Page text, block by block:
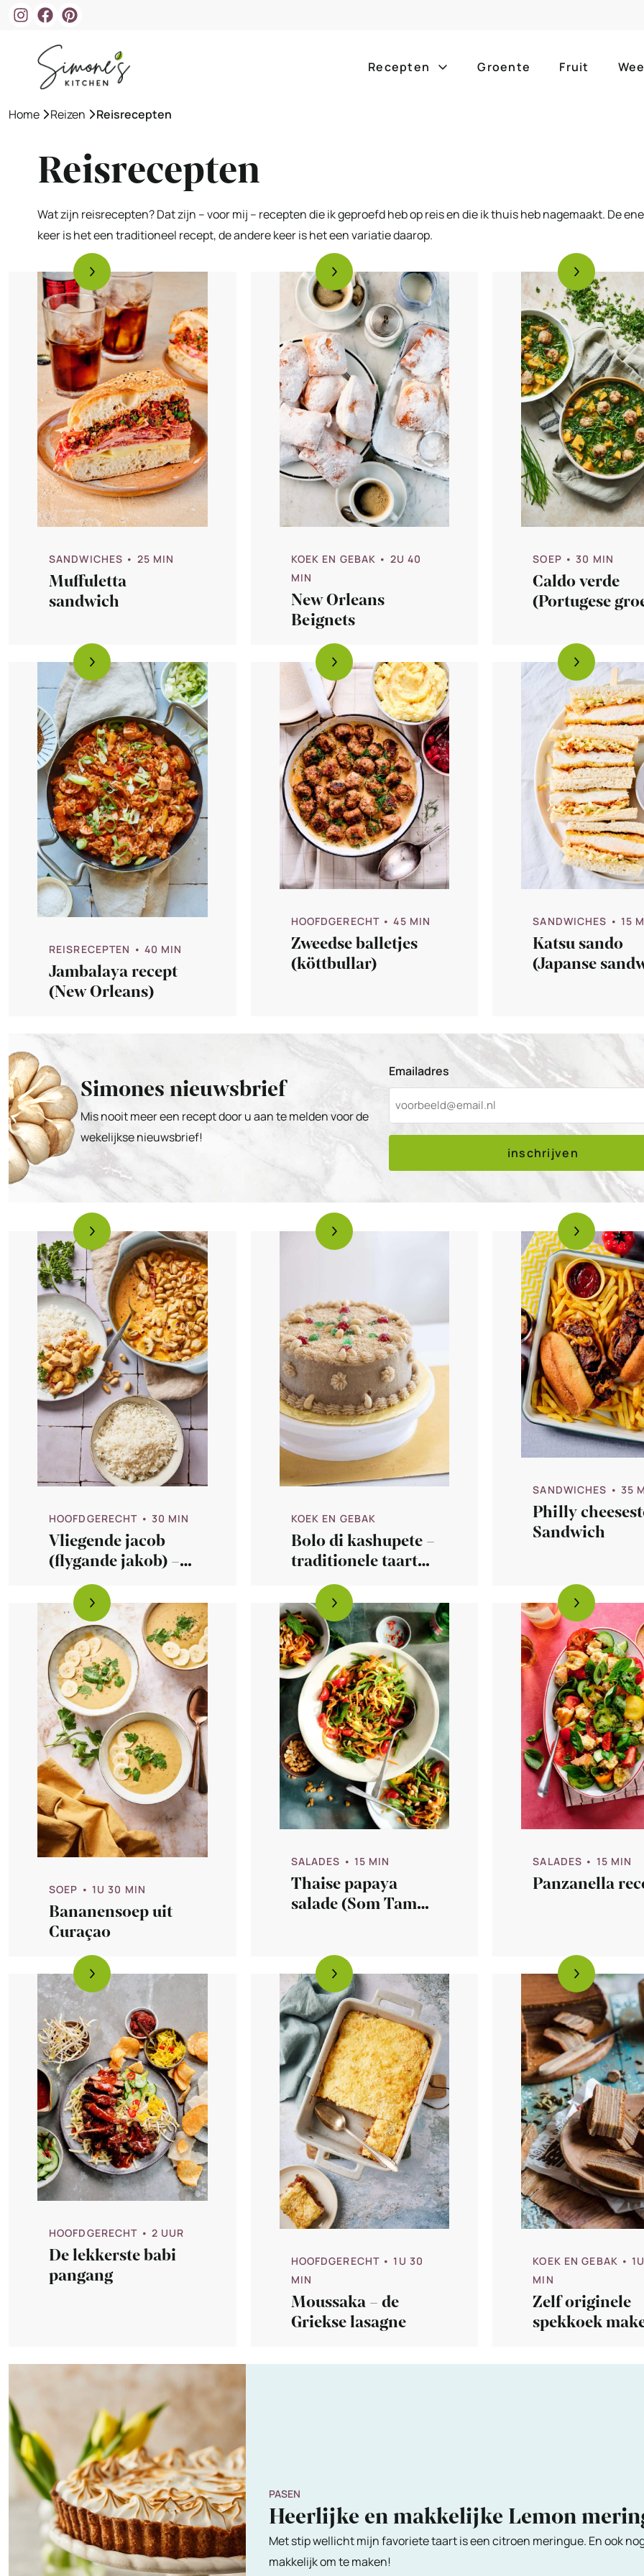
Recepten
lunch hoofdgerechten
borrelhapjes
voorgerechten drankjes
slow
Groente Fruit
Home »Reizen »Reisrecepten
Reisrecepten
Wat zijn reisrecepten? Dat zijn – voor mij – recepten die ik geproefd heb op reis en die ik thuis heb nagemaakt. De ene
keer is het een traditioneel recept, de andere keer is het een variatie daarop.
SANDWICHES • 25 MIN
Muffuletta
sandwich
KOEK EN GEBAK • 2U 40
MIN
New Orleans
Beignets
SOEP • 30 MIN
Caldo verde
(Portugese
REISRECEPTEN • 40 MIN
Jambalaya recept
(New Orleans)
HOOFDGERECHT • 45 MIN
Zweedse balletjes
(köttbullar)
SANDWICHES • 15
Katsu sando
(Japanse
Simones nieuwsbrief
Mis nooit meer een recept door u aan te melden voor de
wekelijkse nieuwsbrief!
Emailadres
inschrijven
HOOFDGERECHT • 30 MIN
Vliegende jacob
(flygande jakob) –
Zweden
KOEK EN GEBAK
Bolo di kashupete –
traditionele taart
uit Curacao
SANDWICHES • 35
Philly
Sandwich
SOEP • 1U 30 MIN
Bananensoep uit
Curaçao
SALADES • 15 MIN
Thaise papaya
salade (Som Tam
SALADES • 15 MIN
Panzanella
HOOFDGERECHT • 2 UUR
De lekkerste babi
pangang
HOOFDGERECHT • 1U 30
MIN
Moussaka – de
Griekse lasagne
KOEK EN GEBAK •
MIN
Zelf originele
spekkoek
PASEN
Heerlijke en makkelijke Lemon
Met stip wellicht mijn favoriete taart is een citroen meringue. En ook
makkelijk om te maken!